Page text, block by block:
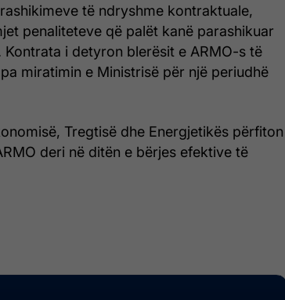
të ndryshme kontraktuale,
penaliteteve që palët kanë parashikuar
i detyron blerësit e ARMO-s të
miratimin e Ministrisë për një periudhë
Tregtisë dhe Energjetikës përfiton
deri në ditën e bërjes efektive të